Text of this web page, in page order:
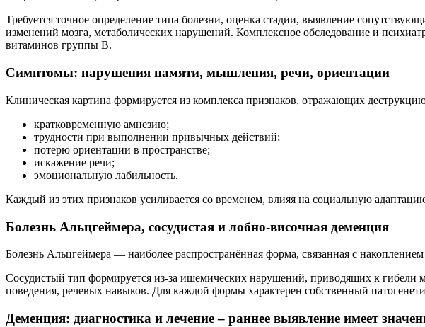
Требуется точное определение типа болезни, оценка стадии, выявление
изменений мозга, метаболических нарушений. Комплексное обследование и
витаминов группы B.
Симптомы: нарушения памяти, мышления, речи, ориентации
Клиническая картина формируется из комплекса признаков, отражающих
кратковременную амнезию;
трудности при выполнении привычных действий;
потерю ориентации в пространстве;
искажение речи;
эмоциональную лабильность.
Каждый из этих признаков усиливается со временем, влияя на социальную
Болезнь Альцгеймера, сосудистая и лобно-височная деменция
Болезнь Альцгеймера — наиболее распространённая форма, связанная с
Сосудистый тип формируется из-за ишемических нарушений, приводящих к гибели
поведения, речевых навыков. Для каждой формы характерен собственный
Деменция: диагностика и лечение – раннее выявление имеет